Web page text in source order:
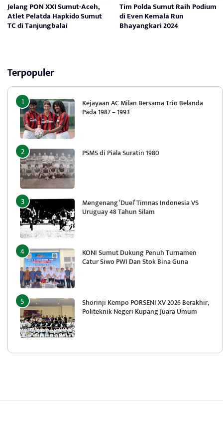
Jelang PON XXI Sumut-Aceh,
Atlet Pelatda Hapkido Sumut
TC di Tanjungbalai
Tim Polda Sumut Raih Podium
di Even Kemala Run
Bhayangkari 2024
Terpopuler
Kejayaan AC Milan Bersama Trio Belanda
Pada 1987 – 1993
PSMS di Piala Suratin 1980
Mengenang ‘Duel’ Timnas Indonesia VS
Uruguay 48 Tahun Silam
KONI Sumut Dukung Penuh Turnamen
Catur Siwo PWI Dan Stok Bina Guna
Shorinji Kempo PORSENI XV 2026 Berakhir,
Politeknik Negeri Kupang Juara Umum